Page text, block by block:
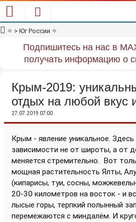
✧ > Юг России ✧
Подпишитесь на нас в
получать информацию о
Крым-2019:
отдых на любой вкус
27.07.2019 07:00
Крым - явление уникальное.
зависимости не от широты, а от
меняется стремительно. Вот
мощная растительность Ялты,
(кипарисы, туи, сосны,
20-30 километров на восток - и
лысые горы, терпкий полынный
перемежаются с миндалём. И